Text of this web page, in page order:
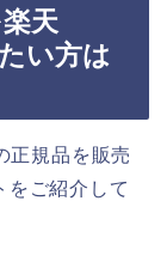
天
い方は
正規品を販売
をご紹介して